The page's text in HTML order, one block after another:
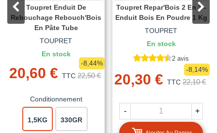
Toupret Enduit De
Rebouchage Rebouch'Bois
En Pâte Tube
TOUPRET
En stock
20,60 € TTC 22,50 €
-8,44%
Conditionnement
1,5KG 330GR
Toupret Repar'Bois 2 En 1 -
Enduit Bois En Poudre 1 Kg
TOUPRET
En stock
2 avis
20,30 € TTC 22,10 €
-8,14%
- +